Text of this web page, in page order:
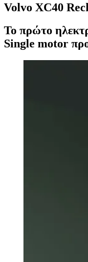
Volvo XC40
Το πρώτο
Single motor